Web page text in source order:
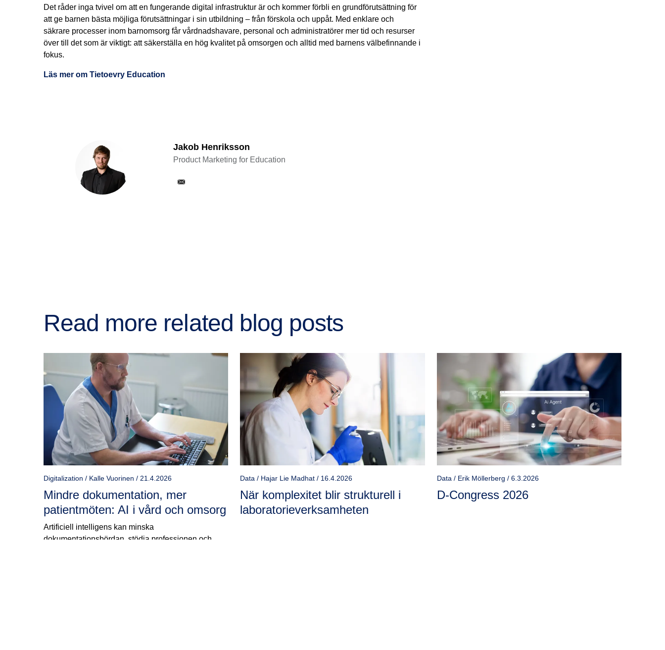
Det råder inga tvivel om att en fungerande digital infrastruktur är och kommer förbli en grundförutsättning för
att ge barnen bästa möjliga förutsättningar i sin utbildning – från förskola och uppåt. Med enklare och
säkrare processer inom barnomsorg får vårdnadshavare, personal och administratörer mer tid och resurser
över till det som är viktigt: att säkerställa en hög kvalitet på omsorgen och alltid med barnens välbefinnande i
fokus.
Läs mer om Tietoevry Education
Jakob Henriksson
Product Marketing for Education
Read more related blog posts
Digitalization / Kalle Vuorinen / 21.4.2026
Mindre dokumentation, mer
patientmöten: AI i vård och omsorg
Artificiell intelligens kan minska
dokumentationsbördan, stödja professionen och
Data / Hajar Lie Madhat / 16.4.2026
När komplexitet blir strukturell i
laboratorieverksamheten
Data / Erik Möllerberg / 6.3.2026
D-Congress 2026